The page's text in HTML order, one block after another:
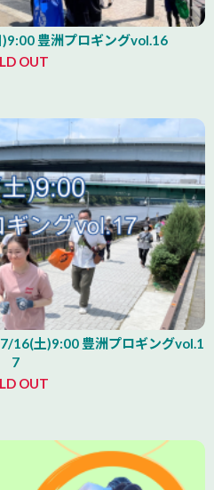
豊洲プロギングvol.16
OUT
16(土)9:00 豊洲プロギングvol.1
7
OUT